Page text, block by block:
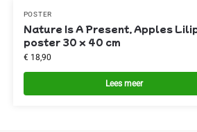
POSTER
Nature Is A Present, Apples
poster 30 x 40 cm
€18,90
Lees meer